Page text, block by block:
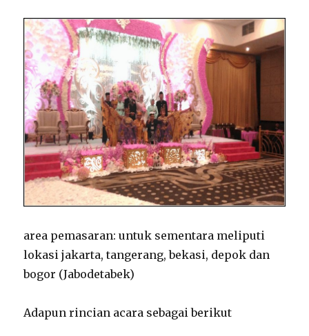
area pemasaran: untuk sementara meliputi
lokasi jakarta, tangerang, bekasi, depok dan
bogor (Jabodetabek)
Adapun rincian acara sebagai berikut